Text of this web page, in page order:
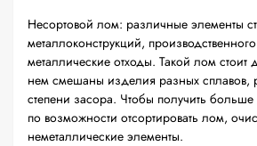
Несортовой лом: различные элементы
металлоконструкций,
металлические отходы. Такой лом стоит
нем смешаны изделия разных сплавов,
степени засора. Чтобы получить
по возможности отсортировать лом,
неметаллические элементы.